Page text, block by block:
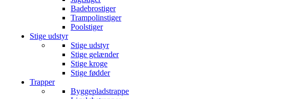
Badebrostiger
Trampolinstiger
Poolstiger
Stige udstyr
Stige udstyr
Stige gelænder
Stige kroge
Stige fødder
Trapper
Byggepladstrappe